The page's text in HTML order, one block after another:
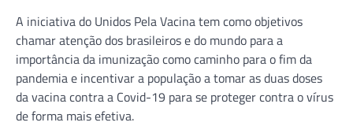
A iniciativa do Unidos Pela Vacina tem como objetivos
chamar atenção dos brasileiros e do mundo para a
importância da imunização como caminho para o fim da
pandemia e incentivar a população a tomar as duas doses
da vacina contra a Covid-19 para se proteger contra o vírus
de forma mais efetiva.